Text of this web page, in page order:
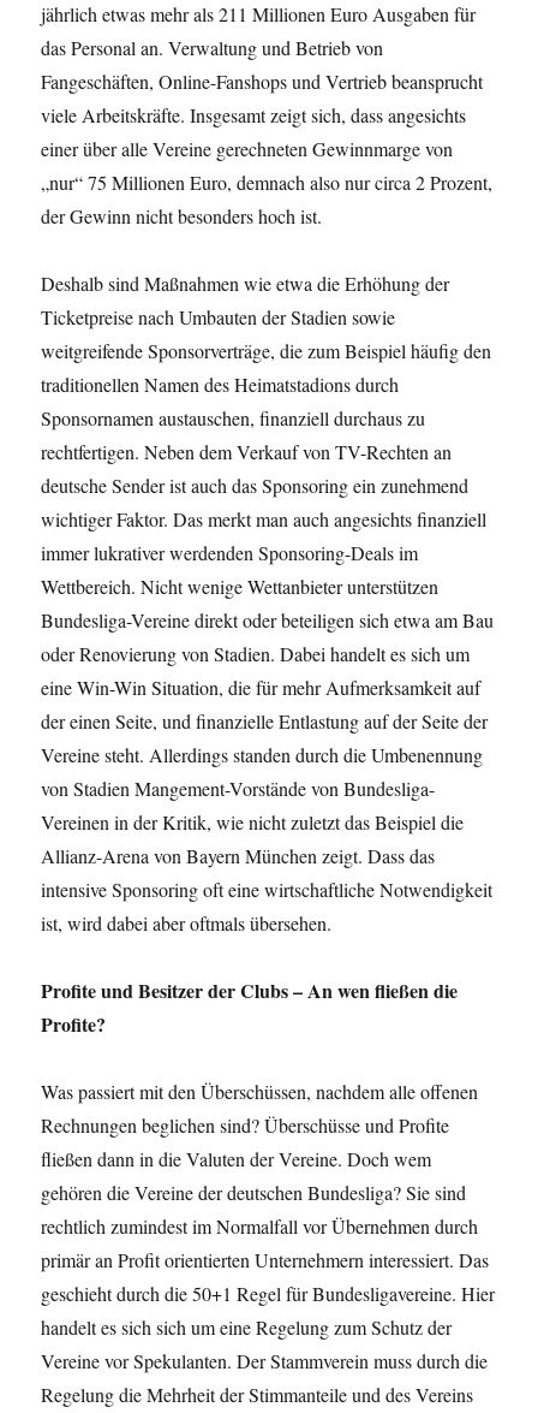
jährlich etwas mehr als 211 Millionen Euro Ausgaben für
das Personal an. Verwaltung und Betrieb von
Fangeschäften, Online-Fanshops und Vertrieb beansprucht
viele Arbeitskräfte. Insgesamt zeigt sich, dass angesichts
einer über alle Vereine gerechneten Gewinnmarge von
„nur“ 75 Millionen Euro, demnach also nur circa 2 Prozent,
der Gewinn nicht besonders hoch ist.
Deshalb sind Maßnahmen wie etwa die Erhöhung der
Ticketpreise nach Umbauten der Stadien sowie
weitgreifende Sponsorverträge, die zum Beispiel häufig den
traditionellen Namen des Heimatstadions durch
Sponsornamen austauschen, finanziell durchaus zu
rechtfertigen. Neben dem Verkauf von TV-Rechten an
deutsche Sender ist auch das Sponsoring ein zunehmend
wichtiger Faktor. Das merkt man auch angesichts finanziell
immer lukrativer werdenden Sponsoring-Deals im
Wettbereich. Nicht wenige Wettanbieter unterstützen
Bundesliga-Vereine direkt oder beteiligen sich etwa am Bau
oder Renovierung von Stadien. Dabei handelt es sich um
eine Win-Win Situation, die für mehr Aufmerksamkeit auf
der einen Seite, und finanzielle Entlastung auf der Seite der
Vereine steht. Allerdings standen durch die Umbenennung
von Stadien Mangement-Vorstände von Bundesliga-
Vereinen in der Kritik, wie nicht zuletzt das Beispiel die
Allianz-Arena von Bayern München zeigt. Dass das
intensive Sponsoring oft eine wirtschaftliche Notwendigkeit
ist, wird dabei aber oftmals übersehen.
Profite und Besitzer der Clubs – An wen fließen die
Profite?
Was passiert mit den Überschüssen, nachdem alle offenen
Rechnungen beglichen sind? Überschüsse und Profite
fließen dann in die Valuten der Vereine. Doch wem
gehören die Vereine der deutschen Bundesliga? Sie sind
rechtlich zumindest im Normalfall vor Übernehmen durch
primär an Profit orientierten Unternehmern interessiert. Das
geschieht durch die 50+1 Regel für Bundesligavereine. Hier
handelt es sich sich um eine Regelung zum Schutz der
Vereine vor Spekulanten. Der Stammverein muss durch die
Regelung die Mehrheit der Stimmanteile und des Vereins